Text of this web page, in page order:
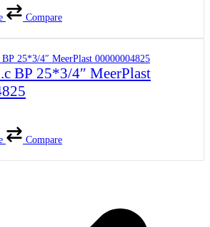
Compare
ВР 25*3/4″ MeerPlast
Compare